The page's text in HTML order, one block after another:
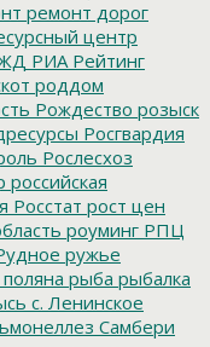
ремонт дорог
центр
РИА Рейтинг
роддом
Рождество розыск
Росгвардия
Рослесхоз
российская
Росстат рост цен
роуминг РПЦ
ружье
поляна рыба рыбалка
с. Ленинское
Самбери